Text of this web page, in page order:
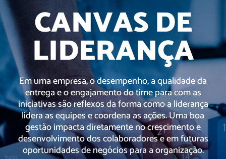
CANVAS DE
LIDERANÇA
Em uma empresa, o desempenho, a qualidade da
entrega e o engajamento do time para com as
iniciativas são reflexos da forma como a liderança
lidera as equipes e coordena as ações. Uma boa
gestão impacta diretamente no crescimento e
desenvolvimento dos colaboradores e em futuras
oportunidades de negócios para a organização.